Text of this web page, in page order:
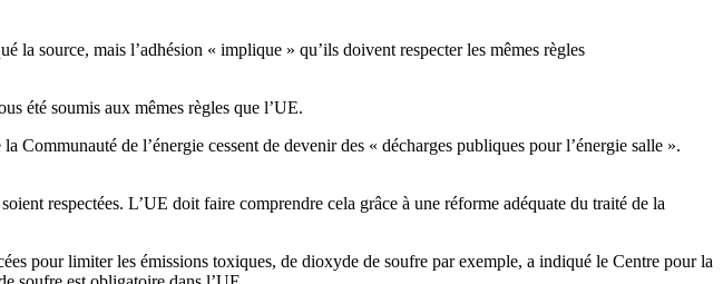
la source, mais l’adhésion « implique » qu’ils doivent respecter les mêmes règles
été soumis aux mêmes règles que l’UE.
de l’énergie cessent de devenir des « décharges publiques pour l’énergie salle ».
respectées. L’UE doit faire comprendre cela grâce à une réforme adéquate du traité de la
pour limiter les émissions toxiques, de dioxyde de soufre par exemple, a indiqué le Centre pour la